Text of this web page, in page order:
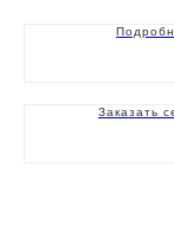
Заказать